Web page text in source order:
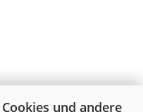
und andere